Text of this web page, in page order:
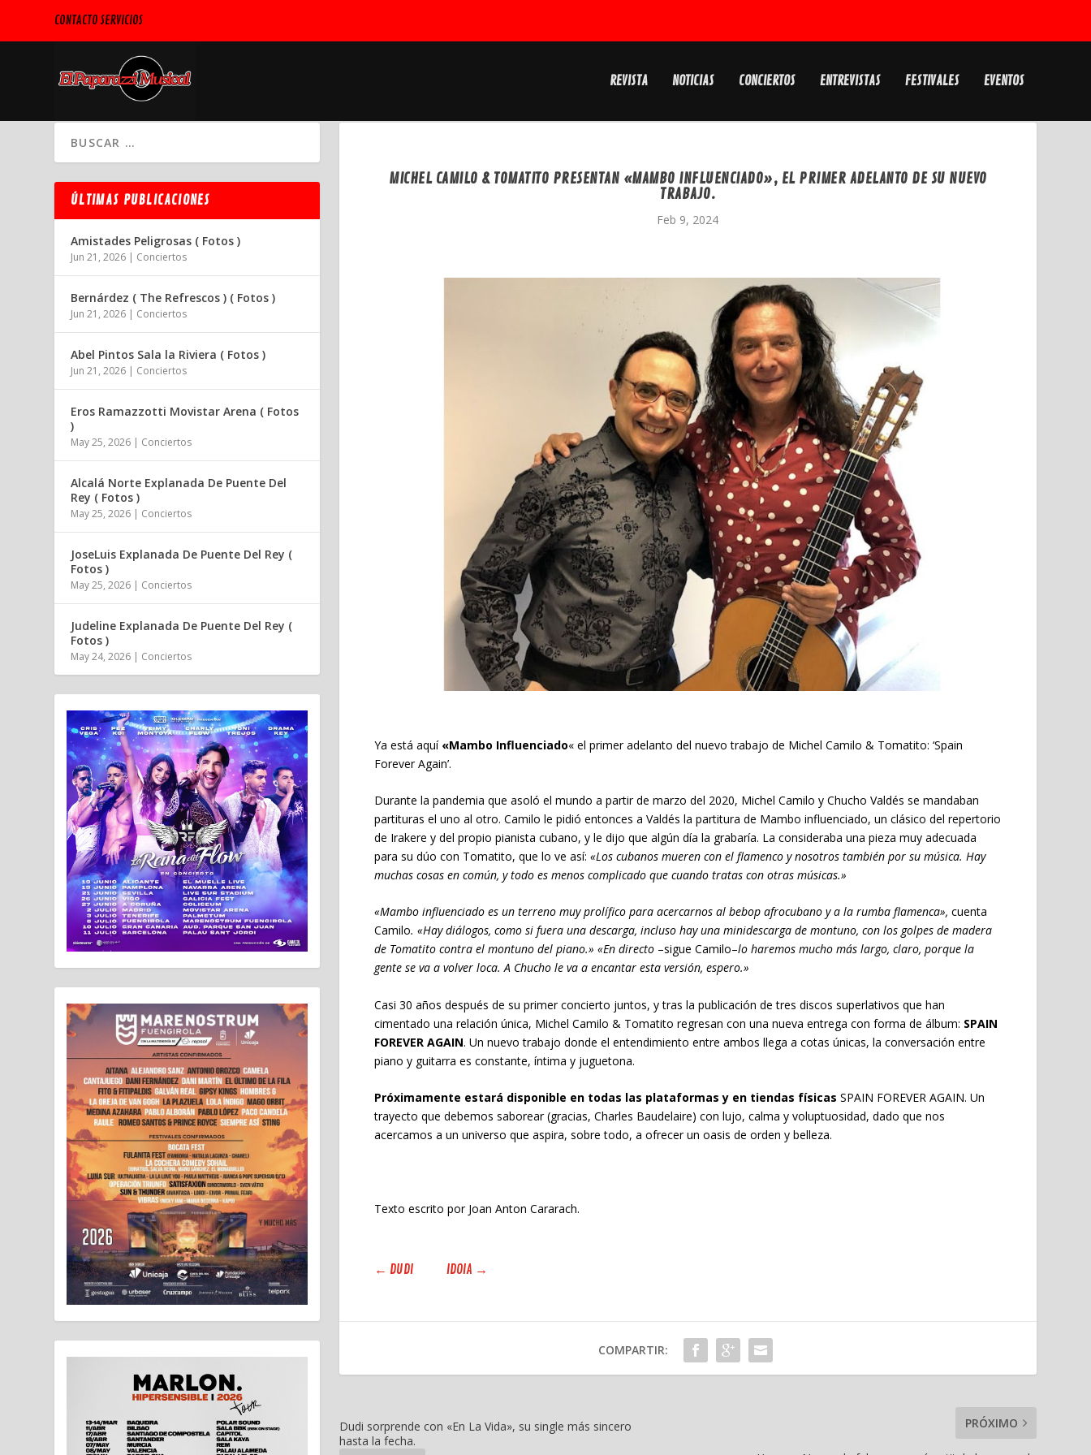
CONTACTO SERVICIOS
REVISTA NOTICIAS CONCIERTOS ENTREVISTAS FESTIVALES EVENTOS
MICHEL CAMILO & TOMATITO PRESENTAN «MAMBO INFLUENCIADO», EL PRIMER ADELANTO DE SU NUEVO
TRABAJO.
Feb 9, 2024
Ya está aquí «Mambo Influenciado«el primer adelanto del nuevo trabajo de Michel Camilo & Tomatito: ‘Spain
Forever Again’.
Durante la pandemia que asoló el mundo a partir de marzo del 2020, Michel Camilo y Chucho Valdés se mandaban
partituras el uno al otro. Camilo le pidió entonces a Valdés la partitura de Mambo influenciado, un clásico del repertorio
de Irakere y del propio pianista cubano, y le dijo que algún día la grabaría. La consideraba una pieza muy adecuada
para su dúo con Tomatito, que lo ve así: «Los cubanos mueren con el flamenco y nosotros también por su música. Hay
muchas cosas en común, y todo es menos complicado que cuando tratas con otras músicas.»
«Mambo influenciado es un terreno muy prolífico para acercarnos al bebop afrocubano y a la rumba flamenca», cuenta
Camilo. «Hay diálogos, como si fuera una descarga, incluso hay una minidescarga de montuno, con los golpes de madera
de Tomatito contra el montuno del piano.» «En directo–sigue Camilo–lo haremos mucho más largo, claro, porque la
gente se va a volver loca. A Chucho le va a encantar esta versión, espero.»
Casi 30 años después de su primer concierto juntos, y tras la publicación de tres discos superlativos que han
cimentado una relación única, Michel Camilo & Tomatito regresan con una nueva entrega con forma de álbum: SPAIN
FOREVER AGAIN. Un nuevo trabajo donde el entendimiento entre ambos llega a cotas únicas, la conversación entre
piano y guitarra es constante, íntima y juguetona.
Próximamente estará disponible en todas las plataformas y en tiendas físicas SPAIN FOREVER AGAIN. Un
trayecto que debemos saborear (gracias, Charles Baudelaire) con lujo, calma y voluptuosidad, dado que nos
acercamos a un universo que aspira, sobre todo, a ofrecer un oasis de orden y belleza.
Texto escrito por Joan Anton Cararach.
← DUDI IDOIA →
COMPARTIR:
Dudi sorprende con «En La Vida», su single más sincero
hasta la fecha.
PRÓXIMO
ÚLTIMAS PUBLICACIONES
Amistades Peligrosas ( Fotos )
Jun 21, 2026 | Conciertos
Bernárdez ( The Refrescos ) ( Fotos )
Jun 21, 2026 | Conciertos
Abel Pintos Sala la Riviera ( Fotos )
Jun 21, 2026 | Conciertos
Eros Ramazzotti Movistar Arena ( Fotos
)
May 25, 2026 | Conciertos
Alcalá Norte Explanada De Puente Del
Rey ( Fotos )
May 25, 2026 | Conciertos
JoseLuis Explanada De Puente Del Rey (
Fotos )
May 25, 2026 | Conciertos
Judeline Explanada De Puente Del Rey (
Fotos )
May 24, 2026 | Conciertos